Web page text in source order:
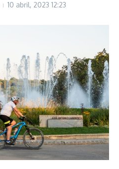
10 abril, 2023 12:23